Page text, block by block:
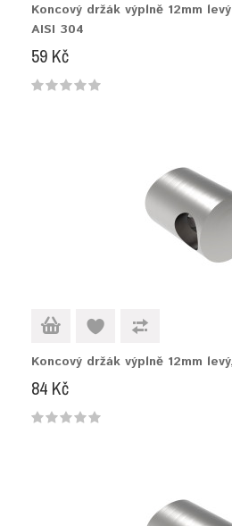
Koncový držák výplně 12mm
AISI 304
59 Kč
Koncový držák výplně 12mm
84 Kč